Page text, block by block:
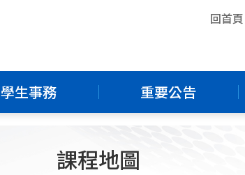
回首頁
學生事務 重要公告
課程地圖